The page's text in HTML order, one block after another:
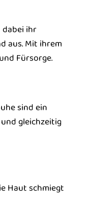
dabei ihr
aus. Mit ihrem
Fürsorge.
sind ein
gleichzeitig
Haut schmiegt